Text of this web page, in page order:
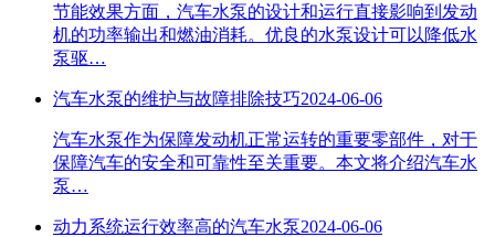
节能效果方面，汽车水泵的设计和运行直接影响到发动
机的功率输出和燃油消耗。优良的水泵设计可以降低水
泵驱…
汽车水泵的维护与故障排除技巧2024-06-06
​汽车水泵作为保障发动机正常运转的重要零部件，对于
保障汽车的安全和可靠性至关重要。本文将介绍汽车水
泵…
动力系统运行效率高的汽车水泵2024-06-06